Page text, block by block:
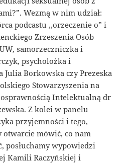
Wezmą w nim udział:
podcastu ,,orzeczenie o” i
Zrzeszenia Osób
samorzeczniczka i
psycholożka i
Julia Borkowska czy Prezeska
Stowarzyszenia na
Intelektualną dr
Z kolei w panelu
przyjemności i tego,
otwarcie mówić, co nam
posłuchamy wypowiedzi
Kamili Raczyńskiej i